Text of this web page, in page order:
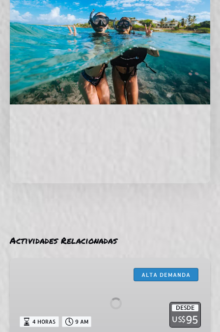
Actividades Relacionadas
ALTA DEMANDA
DESDE
US$95
4 HORAS 9 AM